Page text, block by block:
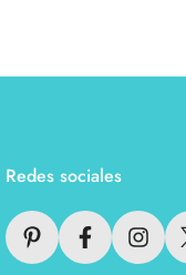
Redes sociales